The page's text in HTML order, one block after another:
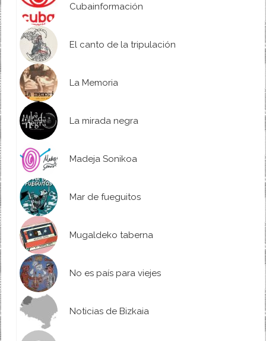
Cubainformación
El canto de la tripulación
La Memoria
La mirada negra
Madeja Sonikoa
Mar de fueguitos
Mugaldeko taberna
No es país para viejes
Noticias de Bizkaia